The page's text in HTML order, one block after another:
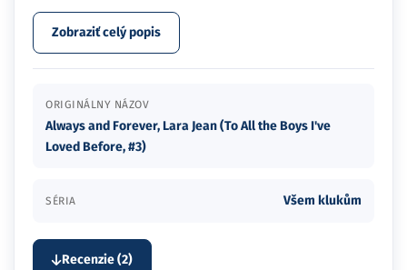
Zobraziť celý popis
ORIGINÁLNY NÁZOV
Always and Forever, Lara Jean (To All the Boys I've
Loved Before, #3)
SÉRIA Všem klukům
Recenzie (2)